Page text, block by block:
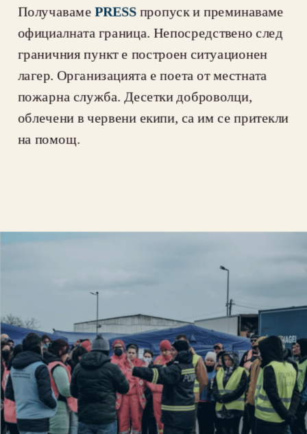
Получаваме PRESS пропуск и преминаваме
официалната граница. Непосредствено след
граничния пункт е построен ситуационен
лагер. Организацията е поета от местната
пожарна служба. Десетки доброволци,
облечени в червени екипи, са им се притекли
на помощ.